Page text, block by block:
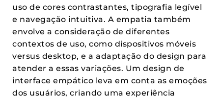
uso de cores contrastantes, tipografia legível
e navegação intuitiva. A empatia também
envolve a consideração de diferentes
contextos de uso, como dispositivos móveis
versus desktop, e a adaptação do design para
atender a essas variações. Um design de
interface empático leva em conta as emoções
dos usuários, criando uma experiência